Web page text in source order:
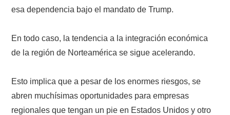
esa dependencia bajo el mandato de Trump.
En todo caso, la tendencia a la integración económica
de la región de Norteamérica se sigue acelerando.
Esto implica que a pesar de los enormes riesgos, se
abren muchísimas oportunidades para empresas
regionales que tengan un pie en Estados Unidos y otro